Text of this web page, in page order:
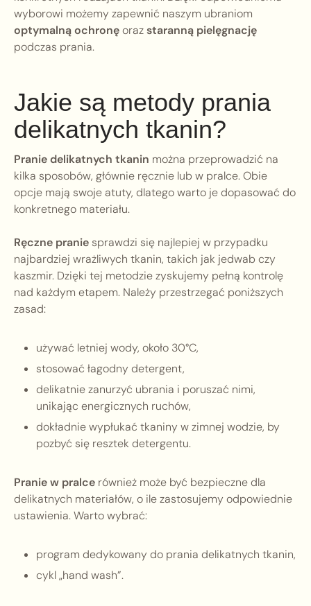
wyborowi możemy zapewnić naszym ubraniom
optymalną ochronęorazstaranną pielęgnację
podczas prania.
Jakie są metody prania
delikatnych tkanin?
Pranie delikatnych tkanin można przeprowadzić na
kilka sposobów, głównie ręcznie lub w pralce. Obie
opcje mają swoje atuty, dlatego warto je dopasować do
konkretnego materiału.
Ręczne pranie sprawdzi się najlepiej w przypadku
najbardziej wrażliwych tkanin, takich jak jedwab czy
kaszmir. Dzięki tej metodzie zyskujemy pełną kontrolę
nad każdym etapem. Należy przestrzegać poniższych
zasad:
używać letniej wody, około 30°C,
stosować łagodny detergent,
delikatnie zanurzyć ubrania i poruszać nimi,
unikając energicznych ruchów,
dokładnie wypłukać tkaniny w zimnej wodzie, by
pozbyć się resztek detergentu.
Pranie w pralce również może być bezpieczne dla
delikatnych materiałów, o ile zastosujemy odpowiednie
ustawienia. Warto wybrać:
program dedykowany do prania delikatnych tkanin,
cykl „hand wash”.